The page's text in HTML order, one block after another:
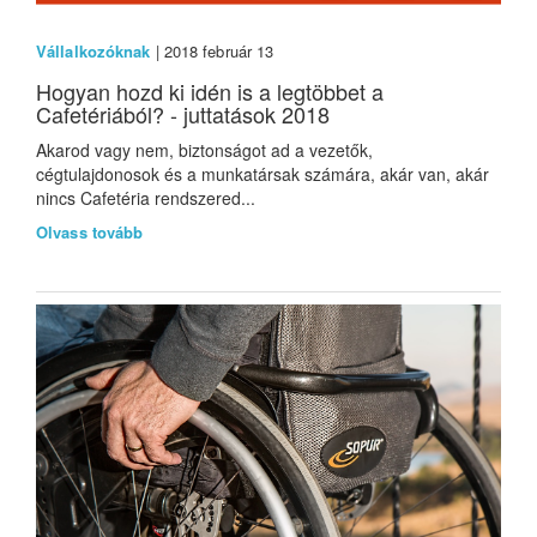
Vállalkozóknak | 2018 február 13
Hogyan hozd ki idén is a legtöbbet a
Cafetériából? - juttatások 2018
Akarod vagy nem, biztonságot ad a vezetők,
cégtulajdonosok és a munkatársak számára, akár van, akár
nincs Cafetéria rendszered...
Olvass tovább